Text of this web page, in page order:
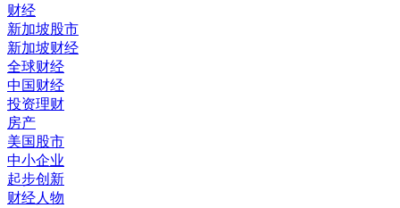
财经
新加坡股市
新加坡财经
全球财经
中国财经
投资理财
房产
美国股市
中小企业
起步创新
财经人物